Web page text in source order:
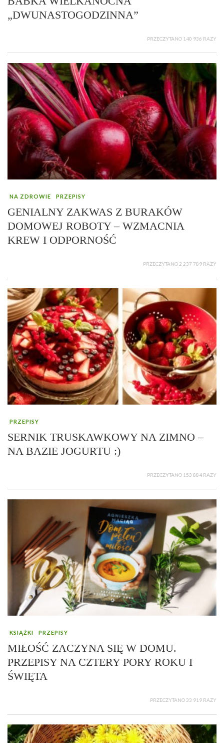
„DWUNASTOGODZINNA”
PRZECZYTANO 140 936 RAZY
NA ZDROWIE PRZEPISY
GENIALNY ZAKWAS Z BURAKÓW
DOMOWEJ ROBOTY – WZMACNIA
KREW I ODPORNOŚĆ
PRZECZYTANO 2 237 789 RAZY
PRZEPISY
SERNIK TRUSKAWKOWY NA ZIMNO –
NA BAZIE JOGURTU :)
PRZECZYTANO 153 884 RAZY
KSIĄŻKI PRZEPISY
MIŁOŚĆ ZACZYNA SIĘ W DOMU.
PRZEPISY NA CZTERY PORY ROKU I
ŚWIĘTA
PRZECZYTANO 33 919 RAZY